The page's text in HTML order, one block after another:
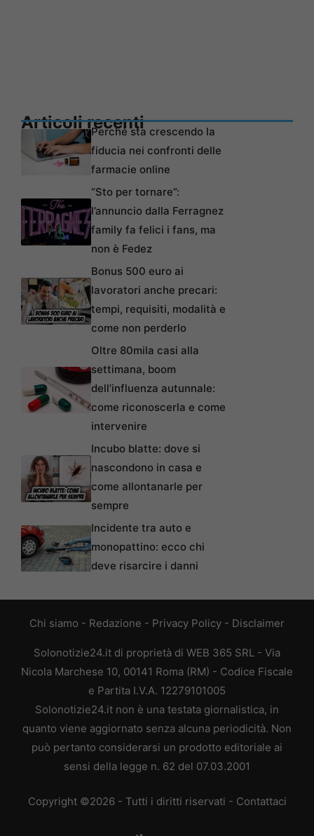
Articoli recentiPerché sta crescendo la
fiducia nei confronti delle
farmacie online
“Sto per tornare”:
l’annuncio dalla Ferragnez
family fa felici i fans, ma
non è Fedez
Bonus 500 euro ai
lavoratori anche precari:
tempi, requisiti, modalità e
come non perderlo
Oltre 80mila casi alla
settimana, boom
dell’influenza autunnale:
come riconoscerla e come
intervenire
Incubo blatte: dove si
nascondono in casa e
come allontanarle per
sempre
Incidente tra auto e
monopattino: ecco chi
deve risarcire i danni
Chi siamo - Redazione - Privacy Policy - Disclaimer
Solonotizie24.it di proprietà di WEB 365 SRL - Via
Nicola Marchese 10, 00141 Roma (RM) - Codice Fiscale
e Partita I.V.A. 12279101005
Solonotizie24.it non è una testata giornalistica, in
quanto viene aggiornato senza alcuna periodicità. Non
può pertanto considerarsi un prodotto editoriale ai
sensi della legge n. 62 del 07.03.2001
Copyright ©2026 - Tutti i diritti riservati - Contattaci